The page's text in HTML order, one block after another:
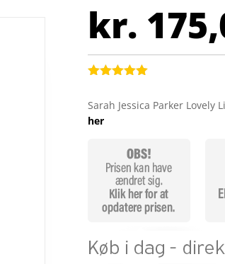
kr.
af 5
baseret på
Sarah Jessica Parker Lovely
her